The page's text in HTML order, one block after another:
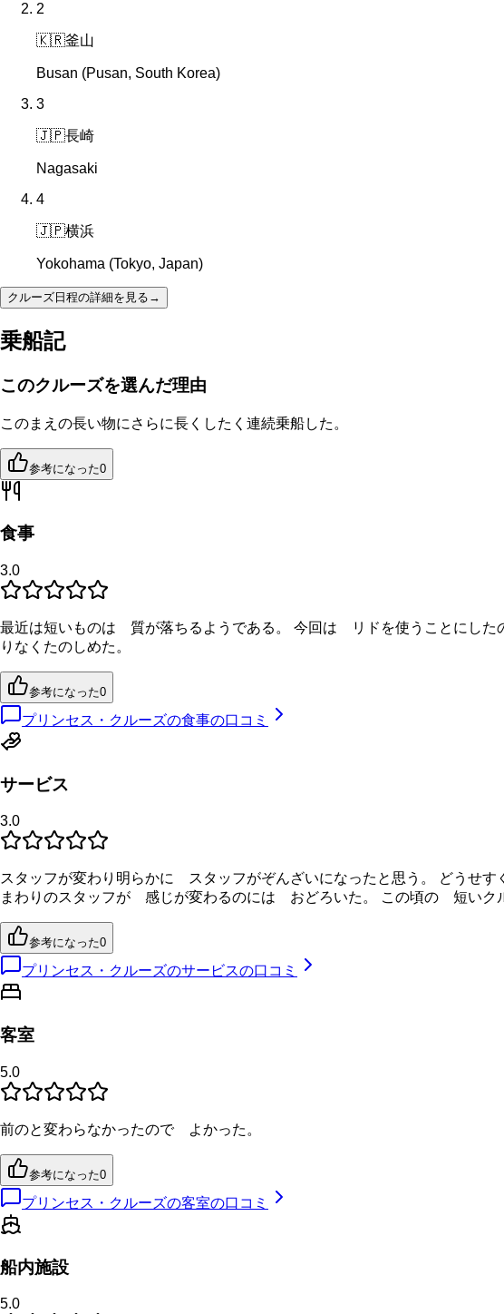
2
🇰🇷釜山
Busan (Pusan, South Korea)
3
🇯🇵長崎
Nagasaki
4
🇯🇵横浜
Yokohama (Tokyo, Japan)
クルーズ日程の詳細を見る →
乗船記
このクルーズを選んだ理由
このまえの長い物にさらに長くしたく連続乗船した。
参考になった0
食事
3.0
最近は短いものは 質が落ちるようである。 今回は リドを使うことにし
りなくたのしめた。
参考になった0
プリンセス・クルーズの食事の口コミ
サービス
3.0
スタッフが変わり明らかに スタッフがぞんざいになったと思う。 どうせ
まわりのスタッフが 感じが変わるのには おどろいた。 この頃の 短いク
参考になった0
プリンセス・クルーズのサービスの口コミ
客室
5.0
前のと変わらなかったので よかった。
参考になった0
プリンセス・クルーズの客室の口コミ
船内施設
5.0